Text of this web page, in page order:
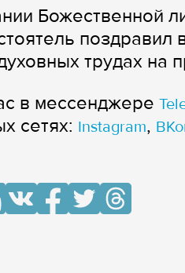
Божественной
трудах на
в мессенджере
сетях: Instagram,